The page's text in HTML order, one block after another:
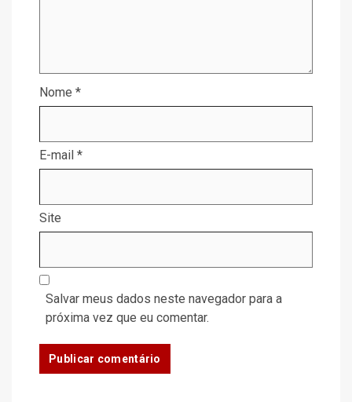
Nome *
E-mail *
Site
Salvar meus dados neste navegador para a
próxima vez que eu comentar.